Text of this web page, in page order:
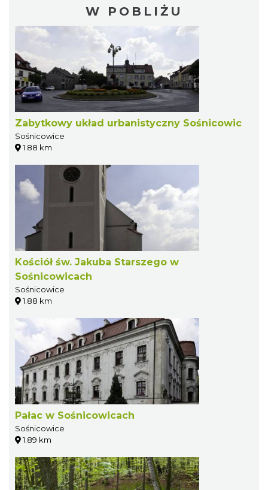
W POBLIŻU
Zabytkowy układ urbanistyczny Sośnicowic
Sośnicowice
1.88 km
Kościół św. Jakuba Starszego w
Sośnicowicach
Sośnicowice
1.88 km
Pałac w Sośnicowicach
Sośnicowice
1.89 km